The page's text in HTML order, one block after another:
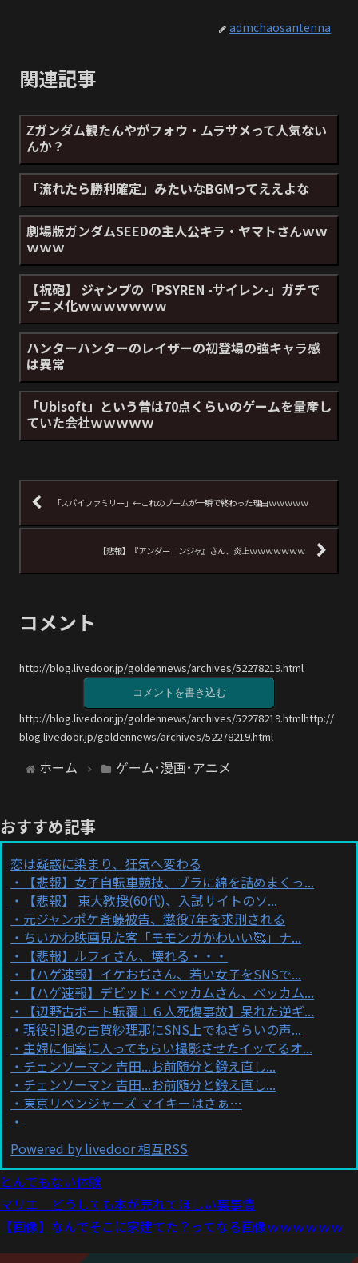
admchaosantenna
関連記事
Ζガンダム観たんやがフォウ・ムラサメって人気ない
んか？
「流れたら勝利確定」みたいなBGMってええよな
劇場版ガンダムSEEDの主人公キラ・ヤマトさんｗｗ
ｗｗｗ
【祝砲】 ジャンプの「PSYREN -サイレン-」ガチで
アニメ化ｗｗｗｗｗｗｗ
ハンターハンターのレイザーの初登場の強キャラ感
は異常
「Ubisoft」という昔は70点くらいのゲームを量産し
ていた会社ｗｗｗｗｗ
「スパイファミリー」←これのブームが一瞬で終わった理由ｗｗｗｗｗ
【悲報】『アンダーニンジャ』さん、炎上ｗｗｗｗｗｗｗ
コメント
http://blog.livedoor.jp/goldennews/archives/52278219.html
コメントを書き込む
http://blog.livedoor.jp/goldennews/archives/52278219.htmlhttp://
blog.livedoor.jp/goldennews/archives/52278219.html
ホーム ゲーム･漫画･アニメ
おすすめ記事
恋は疑惑に染まり、狂気へ変わる
【悲報】女子自転車競技、ブラに綿を詰めまくっ...
【悲報】 東大教授(60代)、入試サイトのソ...
元ジャンポケ斉藤被告、懲役7年を求刑される
ちいかわ映画見た客「モモンガかわいい🥰」ナ...
【悲報】ルフィさん、壊れる・・・
【ハゲ速報】イケおぢさん、若い女子をSNSで...
【ハゲ速報】デビッド・ベッカムさん、ベッカム...
【辺野古ボート転覆１６人死傷事故】呆れた逆ギ...
現役引退の古賀紗理那にSNS上でねぎらいの声...
主婦に個室に入ってもらい撮影させたイッてるオ...
チェンソーマン 吉田...お前随分と鍛え直し...
チェンソーマン 吉田...お前随分と鍛え直し...
東京リベンジャーズ マイキーはさぁ…
Powered by livedoor 相互RSS
とんでもない体験
マリエ どうしても本が売れてほしい裏事情
【画像】なんでそこに家建てた？ってなる画像ｗｗｗｗｗｗ